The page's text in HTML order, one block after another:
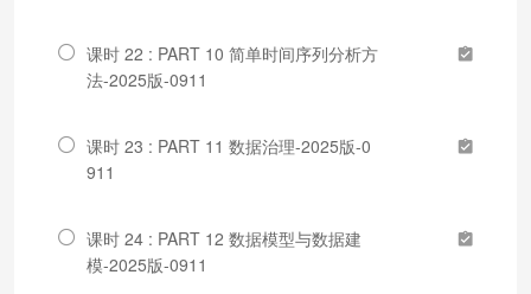
课时 22 : PART 10 简单时间序列分析方
法-2025版-0911
课时 23 : PART 11 数据治理-2025版-0
911
课时 24 : PART 12 数据模型与数据建
模-2025版-0911